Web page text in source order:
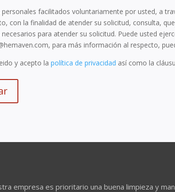
facilitados voluntariamente por usted, a
con la finalidad de atender su solicitud, consulta,
para atender su solicitud. Puede usted
para más información al respecto,
y acepto lapolítica de privacidad así como la
empresa es prioritario una buena limpieza y